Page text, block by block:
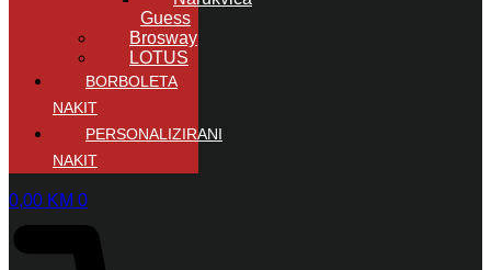
Guess
Brosway
LOTUS
BORBOLETA
NAKIT
PERSONALIZIRANI
NAKIT
0,00 KM 0